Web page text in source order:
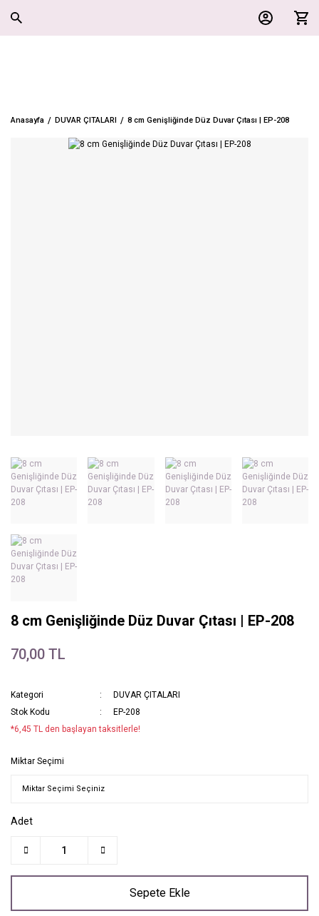
Anasayfa DUVAR ÇITALARI 8 cm Genişliğinde Düz Duvar Çıtası | EP-208
8 cm Genişliğinde Düz Duvar Çıtası | EP-208
70,00 TL
Kategori
DUVAR ÇITALARI
Stok Kodu
EP-208
*6,45 TL den başlayan taksitlerle!
Miktar Seçimi
Adet
Sepete Ekle